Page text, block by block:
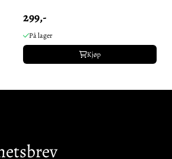
299,-
På lager
Kjøp